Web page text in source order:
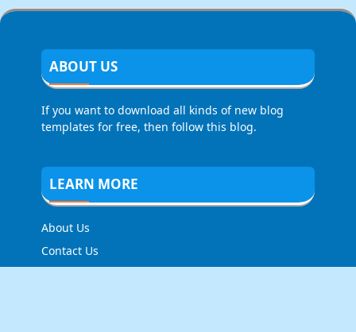
ABOUT US
If you want to download all kinds of new blog
templates for free, then follow this blog.
LEARN MORE
About Us
Contact Us